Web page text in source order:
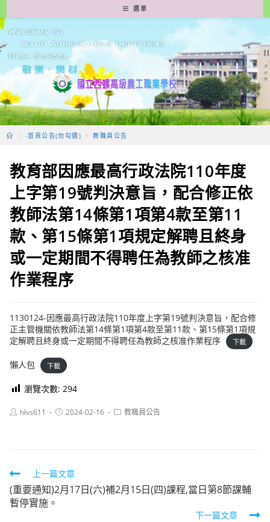
轉
至
要
容
選單
> -首頁公告(勿勾選) > 教職員公告
教育部因應最高行政法院110年度
上字第19號判決意旨，配合修正依
教師法第14條第1項第4款至第11
款、第15條第1項規定解聘且終身
或一定期間不得聘任為教師之核准
作業程序
1130124-因應最高行政法院110年度上字第19號判決意旨，配合修
正主管機關依教師法第14條第1項第4款至第11款、第15條第1項規
定解聘且終身或一定期間不得聘任為教師之核准作業程序
下載
懶人包 下載
瀏覽次數: 294
Posthlvs611
Post2024-02-16
Post教職員公告
Read
more
articles
上一篇文章
(重要通知)2月17日(六)補2月15日(四)課程,當日第8節課輔
暫停實施。
下一篇文章